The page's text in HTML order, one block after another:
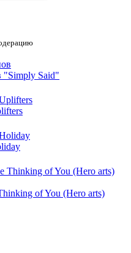
"Simply Said"
of You (Hero arts)